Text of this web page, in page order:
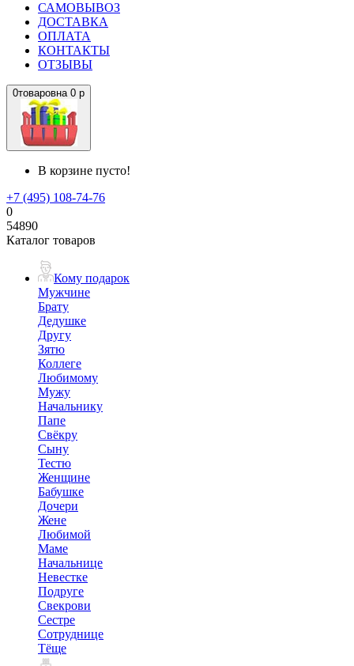
САМОВЫВОЗ
ДОСТАВКА
ОПЛАТА
КОНТАКТЫ
ОТЗЫВЫ
0товаровна 0 р
В корзине пусто!
+7 (495) 108-74-76
0
54890
Каталог товаров
Кому подарок
Мужчине
Брату
Дедушке
Другу
Зятю
Коллеге
Любимому
Мужу
Начальнику
Папе
Свёкру
Сыну
Тестю
Женщине
Бабушке
Дочери
Жене
Любимой
Маме
Начальнице
Невестке
Подруге
Свекрови
Сестре
Сотруднице
Тёще